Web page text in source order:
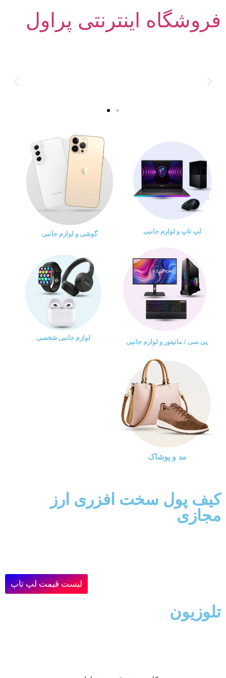
فروشگاه اینترنتی پراول
لپ تاپ و لوازم جانبی گوشی و لوازم جانبی
پی سی / مانیتور و لوازم جانبی
لوازم جانبی شخصی
مد و پوشاک
کیف پول سخت افزری ارز
مجازی
لیست قیمت لپ تاپ
تلوزیون